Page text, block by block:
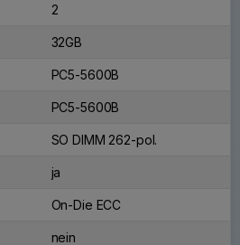
2
32GB
PC5-5600B
PC5-5600B
SO DIMM 262-pol.
ja
On-Die ECC
nein